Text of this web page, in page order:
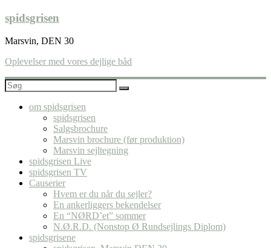
Skip
to
content
spidsgrisen
Marsvin, DEN 30
Oplevelser med vores dejlige båd
om spidsgrisen
spidsgrisen
Salgsbrochure
Marsvin brochure (før produktion)
Marsvin sejltegning
spidsgrisen Live
spidsgrisen TV
Causerier
Hvem er du når du sejler?
En ankerliggers bekendelser
En “NØRD’et” sommer
N.Ø.R.D. (Nonstop Ø Rundsejlings Diplom)
spidsgrisene